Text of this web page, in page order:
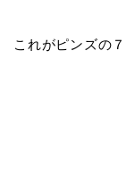
これがピンズの７